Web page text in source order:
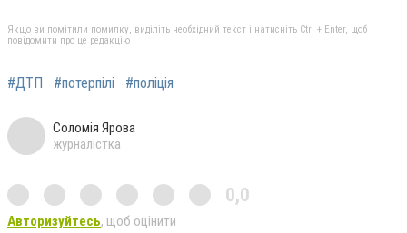
Якщо ви помітили помилку, виділіть необхідний текст і натисніть Ctrl + Enter, щоб
повідомити про це редакцію
#ДТП #потерпілі #поліція
Соломія Ярова
журналістка
0,0
Авторизуйтесь, щоб оцінити